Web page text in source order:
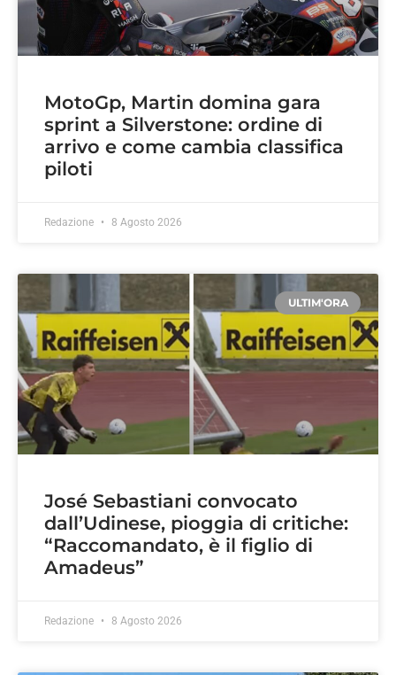
MotoGp, Martin domina gara
sprint a Silverstone: ordine di
arrivo e come cambia classifica
piloti
Redazione 8 Agosto 2026
ULTIM'ORA
José Sebastiani convocato
dall’Udinese, pioggia di critiche:
“Raccomandato, è il figlio di
Amadeus”
Redazione 8 Agosto 2026